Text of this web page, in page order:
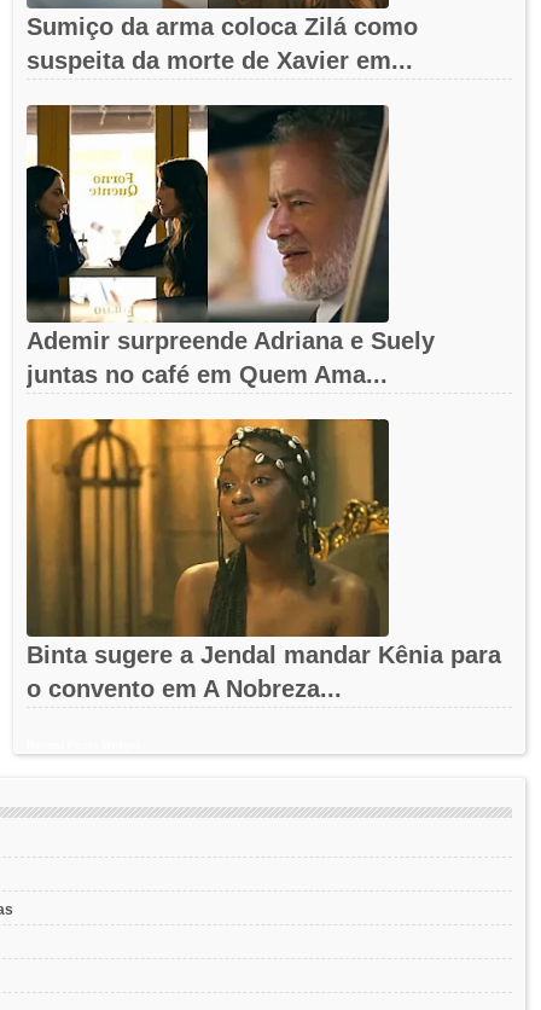
Sumiço da arma coloca Zilá como
suspeita da morte de Xavier em...
Ademir surpreende Adriana e Suely
juntas no café em Quem Ama...
Binta sugere a Jendal mandar Kênia para
o convento em A Nobreza...